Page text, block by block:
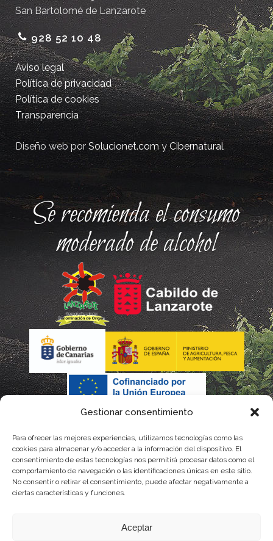
Gestionar consentimiento
Para ofrecer las mejores experiencias, utilizamos tecnologías como las
cookies para almacenar y/o acceder a la información del dispositivo. El
consentimiento de estas tecnologías nos permitirá procesar datos como el
comportamiento de navegación o las identificaciones únicas en este sitio.
No consentir o retirar el consentimiento, puede afectar negativamente a
ciertas características y funciones.
Aceptar
San Bartolomé de Lanzarote
928 52 10 48
Aviso legal
Política de privacidad
Política de cookies
Transparencia
Diseño web porSolucionet.comyCibernatural
Se recomienda el consumo
moderado de alcohol
La gestión de la DOP Lanzarote realizada por este Consejo Regulador es financiada,
con fondos provenientes del presupuesto de gastos del Instituto Canario de